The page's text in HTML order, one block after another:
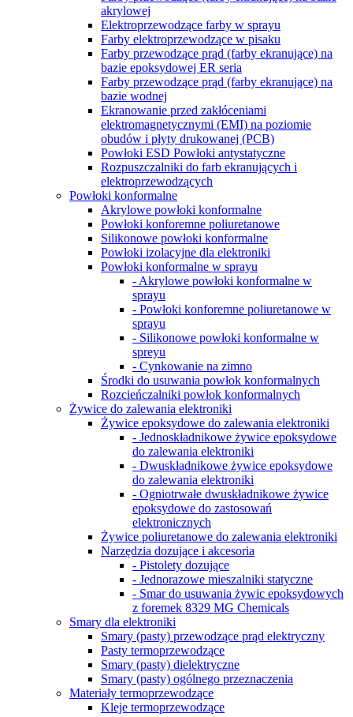
akrylowej
Elektroprzewodzące farby w sprayu
Farby elektroprzewodzące w pisaku
Farby przewodzące prąd (farby ekranujące) na
bazie epoksydowej ER seria
Farby przewodzące prąd (farby ekranujące) na
bazie wodnej
Ekranowanie przed zakłóceniami
elektromagnetycznymi (EMI) na poziomie
obudów i płyty drukowanej (PCB)
Powłoki ESD Powłoki antystatyczne
Rozpuszczalniki do farb ekranujących i
elektroprzewodzących
Powłoki konformalne
Akrylowe powłoki konformalne
Powłoki konforemne poliuretanowe
Silikonowe powłoki konformalne
Powłoki izolacyjne dla elektroniki
Powłoki konformalne w sprayu
- Akrylowe powłoki konformalne w
sprayu
- Powłoki konforemne poliuretanowe w
sprayu
- Silikonowe powłoki konformalne w
spreyu
- Cynkowanie na zimno
Środki do usuwania powłok konformalnych
Rozcieńczalniki powłok konformalnych
Żywice do zalewania elektroniki
Żywice epoksydowe do zalewania elektroniki
- Jednoskładnikowe żywice epoksydowe
do zalewania elektroniki
- Dwuskładnikowe żywice epoksydowe
do zalewania elektroniki
- Ogniotrwałe dwuskładnikowe żywice
epoksydowe do zastosowań
elektronicznych
Żywice poliuretanowe do zalewania elektroniki
Narzędzia dozujące i akcesoria
- Pistolety dozujące
- Jednorazowe mieszalniki statyczne
- Smar do usuwania żywic epoksydowych
z foremek 8329 MG Chemicals
Smary dla elektroniki
Smary (pasty) przewodzące prąd elektryczny
Pasty termoprzewodzące
Smary (pasty) dielektryczne
Smary (pasty) ogólnego przeznaczenia
Materiały termoprzewodzące
Kleje termoprzewodzące